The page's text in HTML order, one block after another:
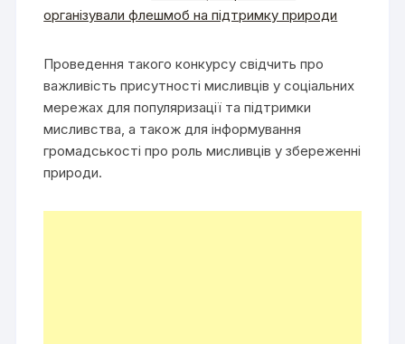
організували флешмоб на підтримку природи
Проведення такого конкурсу свідчить про
важливість присутності мисливців у соціальних
мережах для популяризації та підтримки
мисливства, а також для інформування
громадськості про роль мисливців у збереженні
природи.